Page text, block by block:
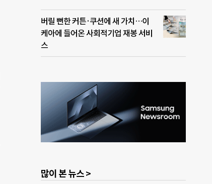
버릴 뻔한 커튼·쿠션에 새 가치…이
케아에 들어온 사회적기업 재봉 서비
스
많이 본 뉴스 >